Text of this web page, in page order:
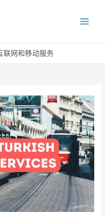
联网和移动服务